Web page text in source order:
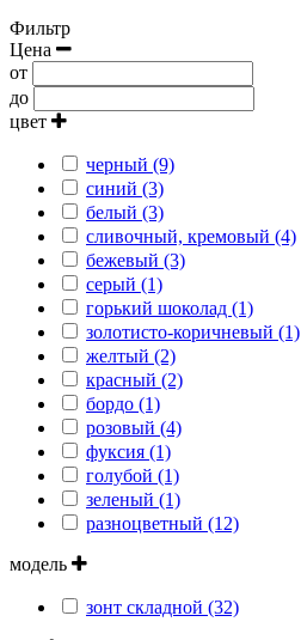
Фильтр
Цена
от
до
цвет
черный (9)
синий (3)
белый (3)
сливочный, кремовый (4)
бежевый (3)
серый (1)
горький шоколад (1)
золотисто-коричневый (1)
желтый (2)
красный (2)
бордо (1)
розовый (4)
фуксия (1)
голубой (1)
зеленый (1)
разноцветный (12)
модель
зонт складной (32)